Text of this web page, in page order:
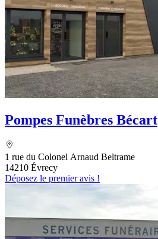
Pompes Funèbres Bécart
1 rue du Colonel Arnaud Beltrame
14210 Évrecy
Déposez le premier avis !